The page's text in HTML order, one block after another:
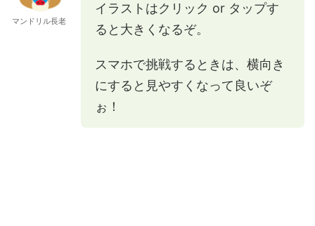
マンドリル長老
イラストはクリック or タップす
ると大きくなるぞ。
スマホで挑戦するときは、横向き
にすると見やすくなって良いぞ
ぉ！